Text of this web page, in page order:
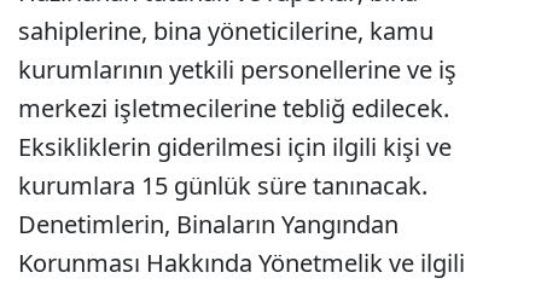
sahiplerine, bina yöneticilerine, kamu
kurumlarının yetkili personellerine ve iş
merkezi işletmecilerine tebliğ edilecek.
Eksikliklerin giderilmesi için ilgili kişi ve
kurumlara 15 günlük süre tanınacak.
Denetimlerin, Binaların Yangından
Korunması Hakkında Yönetmelik ve ilgili